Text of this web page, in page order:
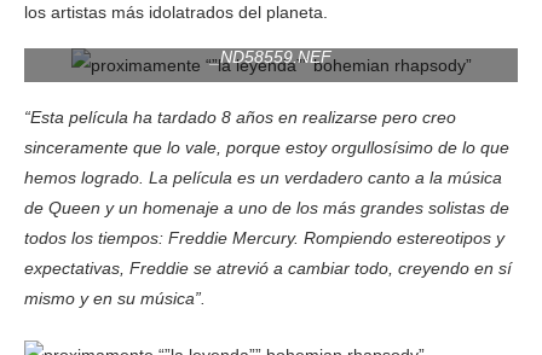
los artistas más idolatrados del planeta.
_ND58559.NEF
“Esta película ha tardado 8 años en realizarse pero creo
sinceramente que lo vale, porque estoy orgullosísimo de lo que
hemos logrado. La película es un verdadero canto a la música
de Queen y un homenaje a uno de los más grandes solistas de
todos los tiempos: Freddie Mercury. Rompiendo estereotipos y
expectativas, Freddie se atrevió a cambiar todo, creyendo en sí
mismo y en su música”.